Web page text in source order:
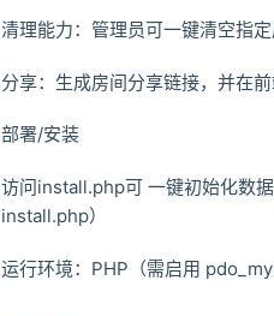
清理能力：管理员可一键清空指
分享：生成房间分享链接，并在
部署/安装
访问install.php可 一键初始化数
install.php）
运行环境：PHP（需启用